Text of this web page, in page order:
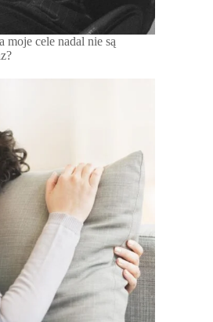
moje cele nadal nie są